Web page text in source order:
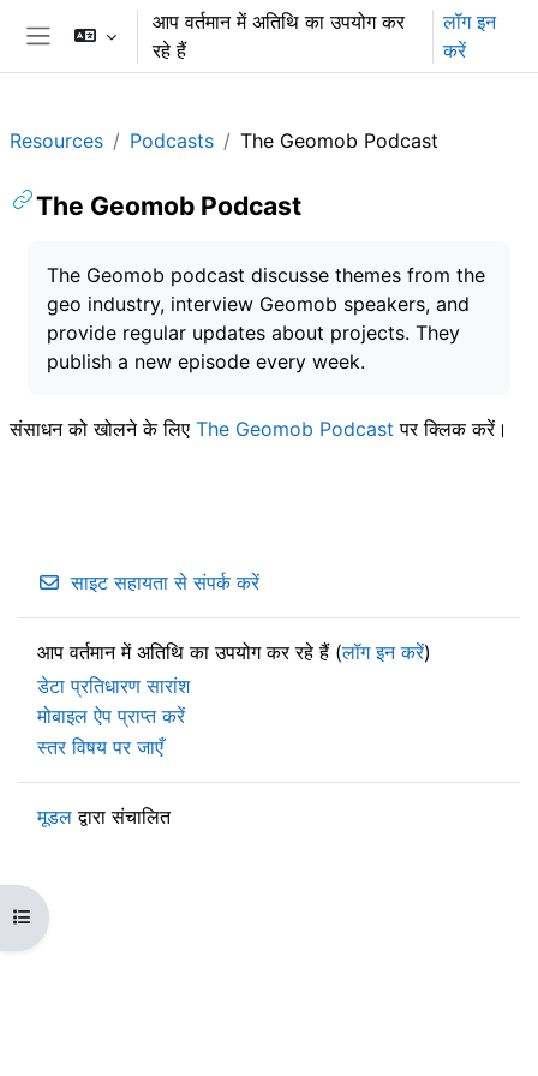
छोड़ कर मुख्य सामग्री पर जाएंआप वर्तमान में अतिथि का उपयोग कर
रहे हैं
लॉग इन
करें
ओपन कोर्स इंडेक्स
Resources Podcasts The Geomob Podcast
The Geomob Podcast
The Geomob podcast discusse themes from the
geo industry, interview Geomob speakers, and
provide regular updates about projects. They
publish a new episode every week.
संसाधन को खोलने के लिए The Geomob Podcast पर क्लिक करें।
साइट सहायता से संपर्क करें
आप वर्तमान में अतिथि का उपयोग कर रहे हैं (लॉग इन करें)
डेटा प्रतिधारण सारांश
मोबाइल ऐप प्राप्त करें
स्तर विषय पर जाएँ
मूडल द्वारा संचालित